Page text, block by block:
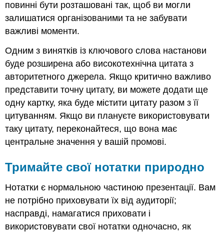
повинні бути розташовані так, щоб ви могли
залишатися організованими та не забувати
важливі моменти.
Одним з винятків із ключового слова настанови
буде розширена або високотехнічна цитата з
авторитетного джерела. Якщо критично важливо
представити точну цитату, ви можете додати ще
одну картку, яка буде містити цитату разом з її
цитуванням. Якщо ви плануєте використовувати
таку цитату, переконайтеся, що вона має
центральне значення у вашій промові.
Тримайте свої нотатки природно
Нотатки є нормальною частиною презентації. Вам
не потрібно приховувати їх від аудиторії;
насправді, намагатися приховати і
використовувати свої нотатки одночасно, як